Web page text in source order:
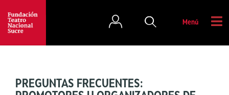
Menú
PREGUNTAS FRECUENTES: